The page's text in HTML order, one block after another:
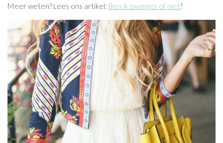
Meer weten? Lees ons artikel: Ben ik zwanger of niet?